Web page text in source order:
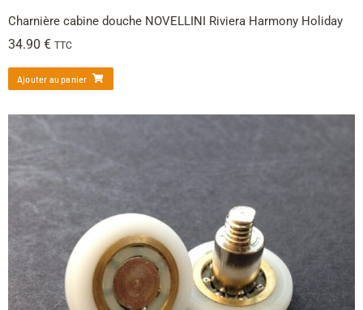
Charnière cabine douche NOVELLINI Riviera Harmony Holiday
34.90 € TTC
Ajouter au panier